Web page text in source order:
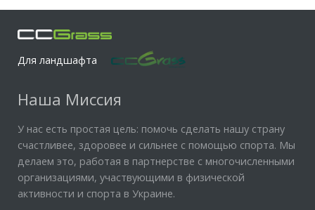
Для ландшафта
Наша Миссия
У нас есть простая цель: помочь сделать нашу страну
счастливее, здоровее и сильнее с помощью спорта. Мы
делаем это, работая в партнерстве с многочисленными
организациями, участвующими в физической
активности и спорта в Украине.